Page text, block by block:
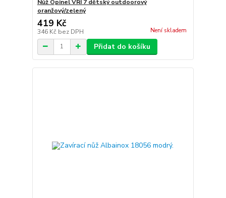
Nůž Opinel VRI 7 dětský outdoorový
oranžový/zelený
419 Kč
346 Kč bez DPH Není skladem
Přidat do košíku